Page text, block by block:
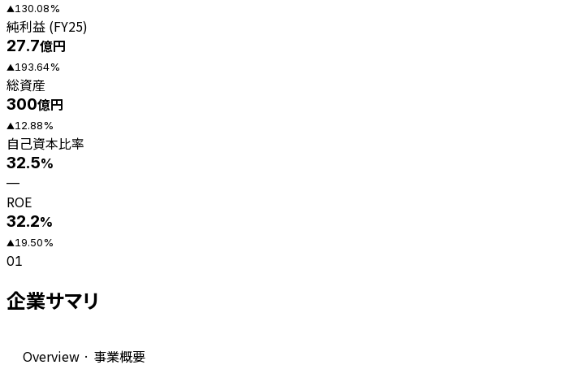
▲130.08%
純利益 (FY25)
27.7億円
▲193.64%
総資産
300億円
▲12.88%
自己資本比率
32.5%
—
ROE
32.2%
▲19.50%
01
企業サマリ
Overview · 事業概要